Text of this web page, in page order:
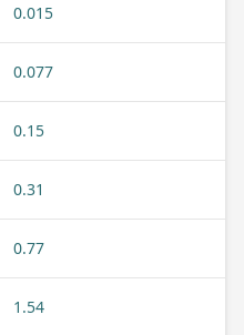
0.015
0.077
0.15
0.31
0.77
1.54